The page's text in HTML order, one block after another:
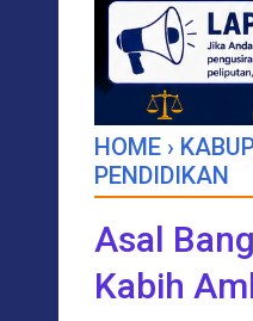
HOME ›
PENDIDIKAN
Asal
Kabih